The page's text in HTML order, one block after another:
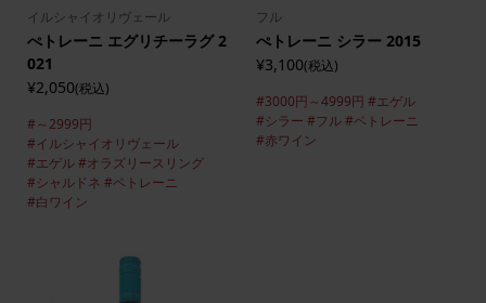
イルシャイオリヴェール
ぺトレーニ エグリチーラグ 2
021
¥2,050(税込)
#～2999円
#イルシャイオリヴェール
#エゲル#オラズリースリング
#シャルドネ #ペトレーニ
#白ワイン
フル
ぺトレーニ シラー 2015
¥3,100(税込)
#3000円～4999円 #エゲル
#シラー #フル #ペトレーニ
#赤ワイン